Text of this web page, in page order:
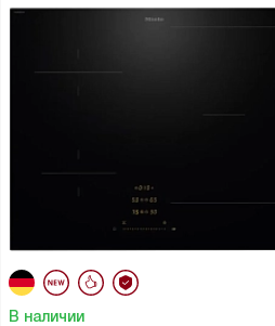
В наличии